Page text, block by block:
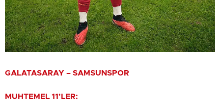
GALATASARAY – SAMSUNSPOR
MUHTEMEL 11’LER: